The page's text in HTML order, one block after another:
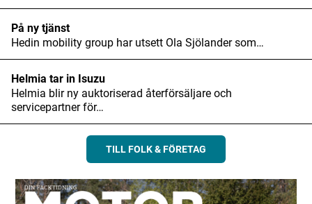
E-postadress*
På ny tjänst
Hedin mobility group har utsett Ola Sjölander som…
Helmia tar in Isuzu
Helmia blir ny auktoriserad återförsäljare och
servicepartner för…
TILL FOLK & FÖRETAG